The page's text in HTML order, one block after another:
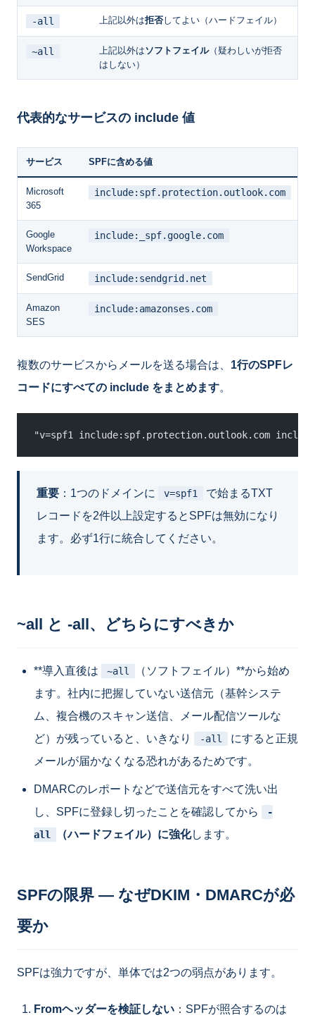
-all 上記以外は拒否してよい（ハードフェイル）
~all 上記以外はソフトフェイル（疑わしいが拒否
はしない）
代表的なサービスの include 値
サービス SPFに含める値
Microsoft
365
include:spf.protection.outlook.com
Google
Workspace
include:_spf.google.com
SendGrid include:sendgrid.net
Amazon
SES
include:amazonses.com
複数のサービスからメールを送る場合は、 1行のSPFレ
コードにすべての include をまとめます。
"v=spf1 include:spf.protection.outlook.com
重要 ：1つのドメインに v=spf1
で始まるTXT
レコードを2件以上設定するとSPFは無効になり
ます。必ず1行に統合してください。
~all と -all、どちらにすべきか
**導入直後は ~all
（ソフトフェイル）**から始め
ます。社内に把握していない送信元（基幹システ
ム、複合機のスキャン送信、メール配信ツールな
ど）が残っていると、いきなり
-all
にすると正規
メールが届かなくなる恐れがあるためです。
DMARCのレポートなどで送信元をすべて洗い出
し、SPFに登録し切ったことを確認してから
-
all
（ハードフェイル）に強化します。
SPFの限界 ― なぜDKIM・DMARCが必
要か
SPFは強力ですが、単体では2つの弱点があります。
Fromヘッダーを検証しない ：SPFが照合するのは